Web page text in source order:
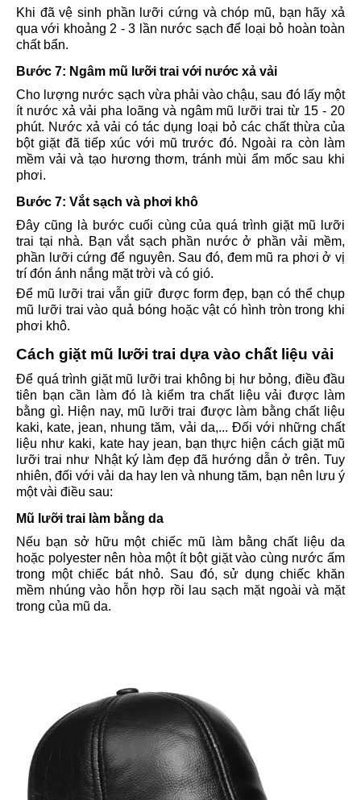
Khi đã vệ sinh phần lưỡi cứng và chóp mũ, bạn hãy xả
qua với khoảng 2 - 3 lần nước sạch để loại bỏ hoàn toàn
chất bẩn.
Bước 7: Ngâm mũ lưỡi trai với nước xả vải
Cho lượng nước sạch vừa phải vào chậu, sau đó lấy một
ít nước xả vải pha loãng và ngâm mũ lưỡi trai từ 15 - 20
phút. Nước xả vải có tác dụng loại bỏ các chất thừa của
bột giặt đã tiếp xúc với mũ trước đó. Ngoài ra còn làm
mềm vải và tạo hương thơm, tránh mùi ẩm mốc sau khi
phơi.
Bước 7: Vắt sạch và phơi khô
Đây cũng là bước cuối cùng của quá trình giặt mũ lưỡi
trai tại nhà. Bạn vắt sạch phần nước ở phần vải mềm,
phần lưỡi cứng để nguyên. Sau đó, đem mũ ra phơi ở vị
trí đón ánh nắng mặt trời và có gió.
Để mũ lưỡi trai vẫn giữ được form đẹp, bạn có thể chụp
mũ lưỡi trai vào quả bóng hoặc vật có hình tròn trong khi
phơi khô.
Cách giặt mũ lưỡi trai dựa vào chất liệu vải
Để quá trình giặt mũ lưỡi trai không bị hư bỏng, điều đầu
tiên bạn cần làm đó là kiểm tra chất liệu vải được làm
bằng gì. Hiện nay, mũ lưỡi trai được làm bằng chất liệu
kaki, kate, jean, nhung tăm, vải da,... Đối với những chất
liệu như kaki, kate hay jean, bạn thực hiện cách giặt mũ
lưỡi trai như Nhật ký làm đẹp đã hướng dẫn ở trên. Tuy
nhiên, đối với vải da hay len và nhung tăm, bạn nên lưu ý
một vài điều sau:
Mũ lưỡi trai làm bằng da
Nếu bạn sở hữu một chiếc mũ làm bằng chất liệu da
hoặc polyester nên hòa một ít bột giặt vào cùng nước ấm
trong một chiếc bát nhỏ. Sau đó, sử dụng chiếc khăn
mềm nhúng vào hỗn hợp rồi lau sạch mặt ngoài và mặt
trong của mũ da.